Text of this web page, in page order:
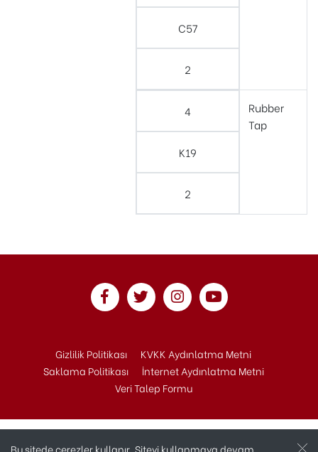
C57
2
4
K19
2
Rubber
Tap
Gizlilik Politikası
KVKK Aydınlatma Metni
Saklama Politikası
İnternet Aydınlatma Metni
Veri Talep Formu
Bu sitede çerezler kullanır. Siteyi kullanmaya devam